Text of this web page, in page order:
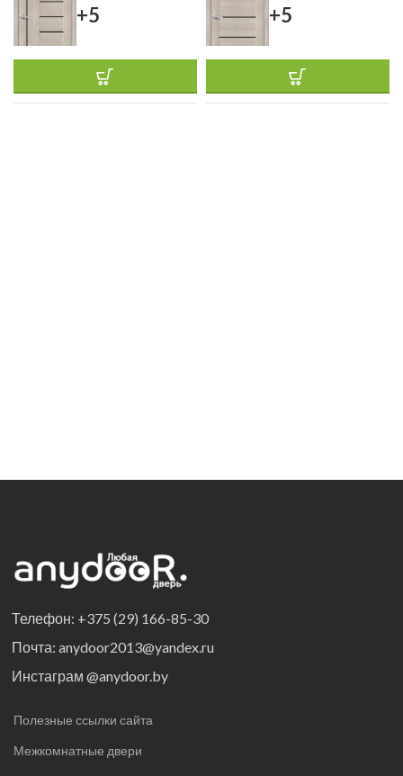
+5 +5
Телефон: +375 (29) 166-85-30
Почта: anydoor2013@yandex.ru
Инстаграм @anydoor.by
Полезные ссылки сайта
Межкомнатные двери